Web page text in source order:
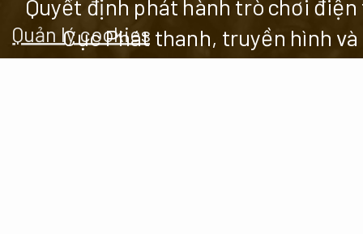
Cục Phát thanh, truyền hình
Quản lý cookies